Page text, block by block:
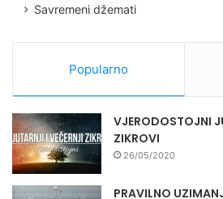
Savremeni džemati
Popularno
VJERODOSTOJNI
ZIKROVI
26/05/2020
PRAVILNO